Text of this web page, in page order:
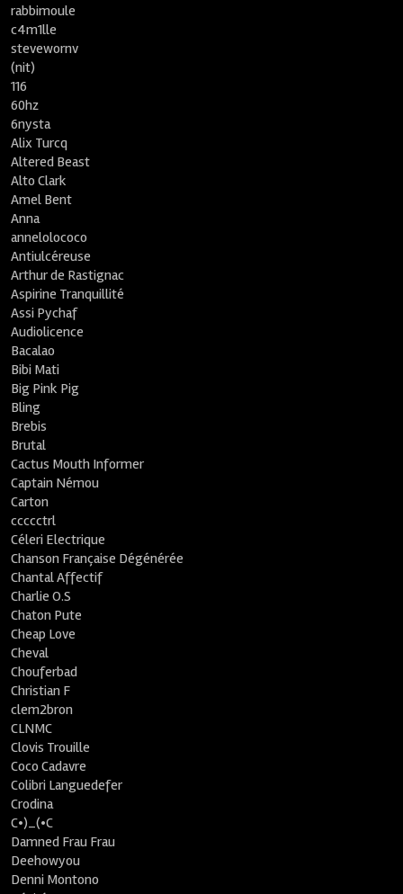
rabbimoule
c4m1lle
stevewornv
(nit)
116
60hz
6nysta
Alix Turcq
Altered Beast
Alto Clark
Amel Bent
Anna
annelolococo
Antiulcéreuse
Arthur de Rastignac
Aspirine Tranquillité
Assi Pychaf
Audiolicence
Bacalao
Bibi Mati
Big Pink Pig
Bling
Brebis
Brutal
Cactus Mouth Informer
Captain Némou
Carton
ccccctrl
Céleri Electrique
Chanson Française Dégénérée
Chantal Affectif
Charlie O.S
Chaton Pute
Cheap Love
Cheval
Chouferbad
Christian F
clem2bron
CLNMC
Clovis Trouille
Coco Cadavre
Colibri Languedefer
Crodina
C•)_(•C
Damned Frau Frau
Deehowyou
Denni Montono